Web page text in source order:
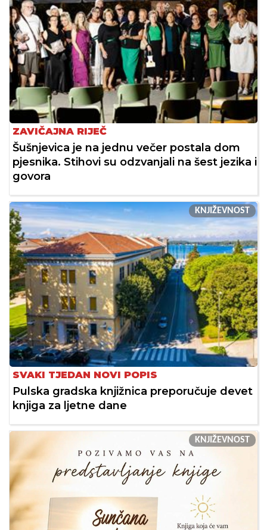
ZAVIČAJNA RIJEČ
Šušnjevica je na jednu večer postala dom
pjesnika. Stihovi su odzvanjali na šest jezika i
govora
KNJIŽEVNOST
SVAKI TJEDAN NOVI POPIS
Pulska gradska knjižnica preporučuje devet
knjiga za ljetne dane
KNJIŽEVNOST